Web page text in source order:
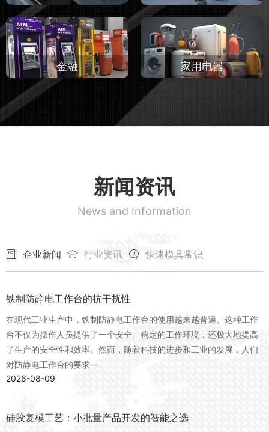
金融 家用电器
新闻资讯
News and Information
企业新闻 行业资讯 快速模具常识
铁制防静电工作台的抗干扰性
在现代工业生产中，铁制防静电工作台的使用越来越普遍。这种工作
台不仅为操作人员提供了一个安全、稳定的工作环境，还极大地提高
了生产的安全性和效率。然而，随着科技的进步和工业的发展，人们
对防静电工作台的要求···
2026-08-09
硅胶复模工艺：小批量产品开发的智能之选